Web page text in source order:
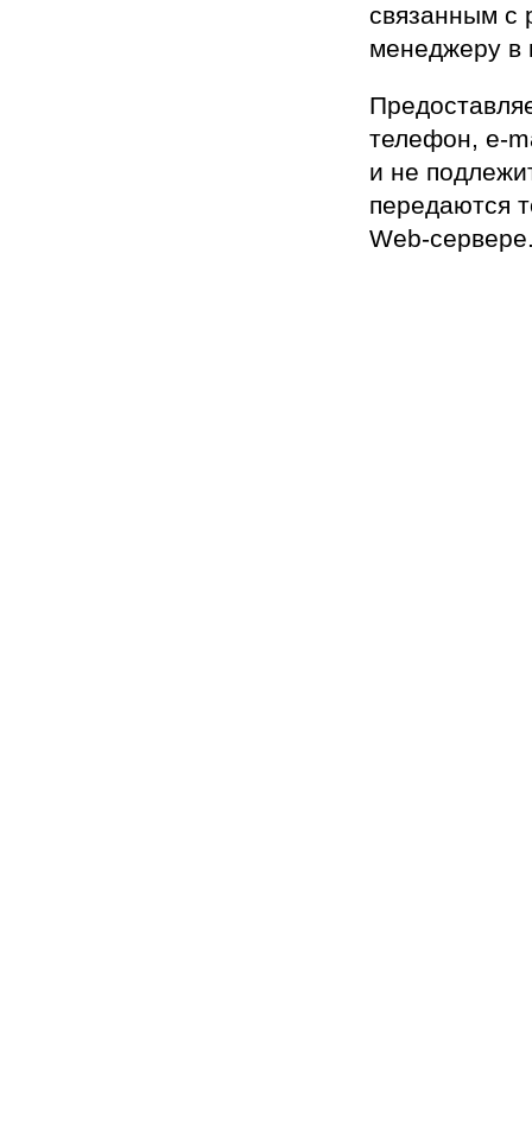
связанным с
менеджеру в
телефон, e-
и не
передаются
Web-